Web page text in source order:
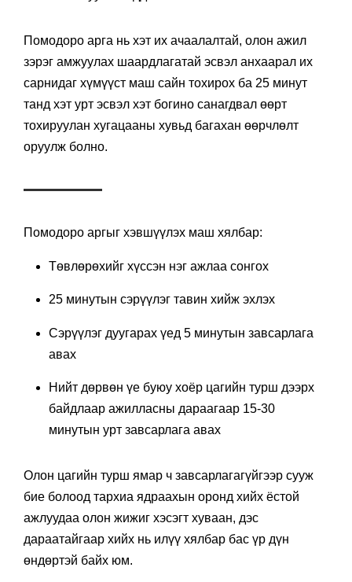
Помодоро арга нь хэт их ачаалалтай, олон ажил
зэрэг амжуулах шаардлагатай эсвэл анхаарал их
сарнидаг хүмүүст маш сайн тохирох ба 25 минут
танд хэт урт эсвэл хэт богино санагдвал өөрт
тохируулан хугацааны хувьд багахан өөрчлөлт
оруулж болно.
Помодоро аргыг хэвшүүлэх маш хялбар:
Төвлөрөхийг хүссэн нэг ажлаа сонгох
25 минутын сэрүүлэг тавин хийж эхлэх
Сэрүүлэг дуугарах үед 5 минутын завсарлага
авах
Нийт дөрвөн үе буюу хоёр цагийн турш дээрх
байдлаар ажилласны дараагаар 15-30
минутын урт завсарлага авах
Олон цагийн турш ямар ч завсарлагагүйгээр сууж
бие болоод тархиа ядраахын оронд хийх ёстой
ажлуудаа олон жижиг хэсэгт хуваан, дэс
дараатайгаар хийх нь илүү хялбар бас үр дүн
өндөртэй байх юм.